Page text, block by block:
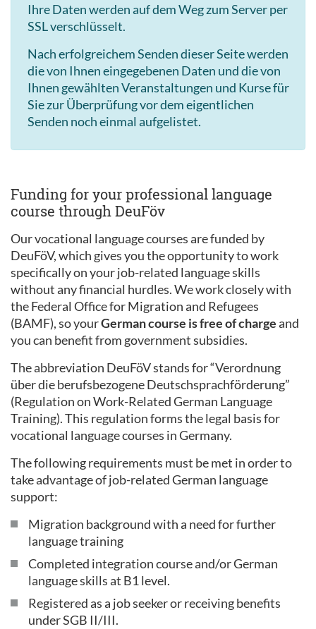
Ihre Daten werden auf dem Weg zum Server per
SSL verschlüsselt.
Nach erfolgreichem Senden dieser Seite werden
die von Ihnen eingegebenen Daten und die von
Ihnen gewählten Veranstaltungen und Kurse für
Sie zur Überprüfung vor dem eigentlichen
Senden noch einmal aufgelistet.
Funding for your professional language
course through DeuFöv
Our vocational language courses are funded by
DeuFöV, which gives you the opportunity to work
specifically on your job-related language skills
without any financial hurdles. We work closely with
the Federal Office for Migration and Refugees
(BAMF), so yourGerman course is free of chargeand
you can benefit from government subsidies.
The abbreviation DeuFöV stands for “Verordnung
über die berufsbezogene Deutschsprachförderung”
(Regulation on Work-Related German Language
Training). This regulation forms the legal basis for
vocational language courses in Germany.
The following requirements must be met in order to
take advantage of job-related German language
support:
Migration background with a need for further
language training
Completed integration course and/or German
language skills at B1 level.
Registered as a job seeker or receiving benefits
under SGB II/III.